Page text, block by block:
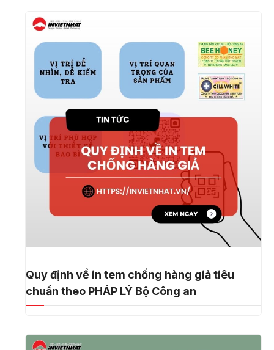
Quy định về in tem chống hàng giả tiêu
chuẩn theo PHÁP LÝ Bộ Công an